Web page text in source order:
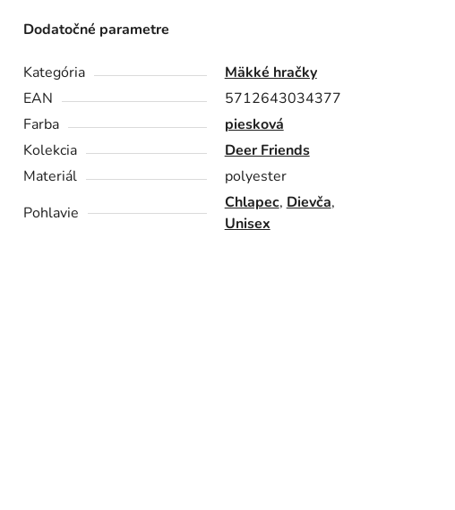
Dodatočné parametre
Kategória
Mäkké hračky
EAN
5712643034377
Farba
piesková
Kolekcia
Deer Friends
Materiál
polyester
Pohlavie
Chlapec,Dievča,
Unisex